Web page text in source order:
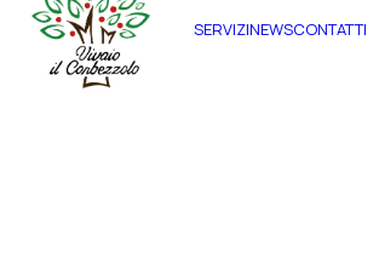
SERVIZINEWSCONTATTI